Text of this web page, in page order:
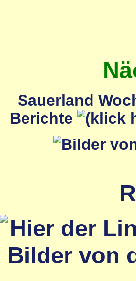
Sauerland
Berichte